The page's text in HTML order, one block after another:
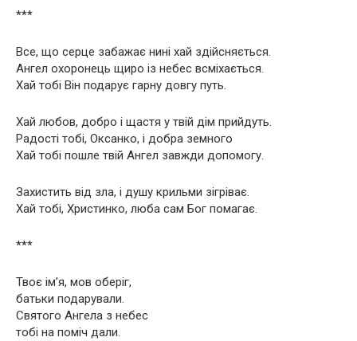
***
Все, що серце забажає нині хай здійсняється.
Ангел охоронець щиро із небес всміхається.
Хай тобі Він подарує гарну довгу путь.
Хай любов, добро і щастя у твій дім прийдуть.
Радості тобі, Оксанко, і добра земного
Хай тобі пошле твій Ангел завжди допомогу.
Захистить від зла, і душу крильми зігріває.
Хай тобі, Христинко, люба сам Бог помагає.
***
Твоє ім’я, мов оберіг,
батьки подарували.
Святого Ангела з небес
тобі на поміч дали.